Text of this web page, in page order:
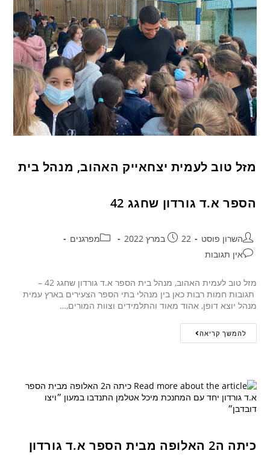
מזל טוב לעמית יצחאייק האהוב, מנהל בית
הספר א.ד גורדון שחגג 42
השרון פוסט 22 במרץ 2022
מפרגנים
אין תגובות
מזל טוב לעמית האהוב, מנהל בית הספר א.ד גורדון שחגג 42 –
תגובות חמות רבות כאן בין מנהלי בתי הספר הצעירים בארץ עמית
מנהל יוצא דופן, אהוד מאוד והתלמידים וצוות המורים,…
להמשך קריאה
כיתה ה2 האלופה מבית הספר א.ד גורדון